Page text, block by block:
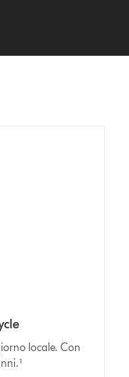
locale. Con